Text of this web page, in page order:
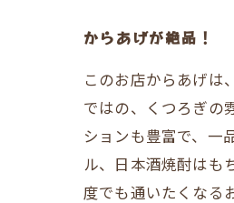
からあげが絶品！
このお店からあげは
ではの、くつろぎの
ションも豊富で、一
ル、日本酒焼酎はも
度でも通いたくなる